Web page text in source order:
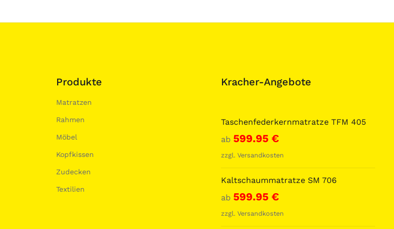
Produkte
Matratzen
Rahmen
Möbel
Kopfkissen
Zudecken
Textilien
Kracher-Angebote
Taschenfederkernmatratze TFM 405
ab 599.95 €
zzgl. Versandkosten
Kaltschaummatratze SM 706
ab 599.95 €
zzgl. Versandkosten